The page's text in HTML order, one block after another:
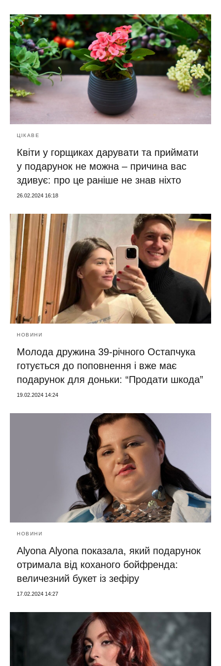
ЦІКАВЕ
Квіти у горщиках дарувати та приймати
у подарунок не можна – причина вас
здивує: про це раніше не знав ніхто
26.02.2024 16:18
НОВИНИ
Молода дружина 39-річного Остапчука
готується до поповнення і вже має
подарунок для доньки: “Продати шкода”
19.02.2024 14:24
НОВИНИ
Alyona Alyona показала, який подарунок
отримала від коханого бойфренда:
величезний букет із зефіру
17.02.2024 14:27